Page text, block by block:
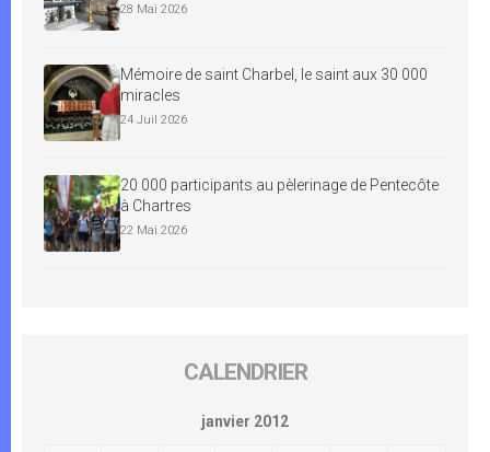
28 Mai 2026
Mémoire de saint Charbel, le saint aux 30 000
miracles
24 Juil 2026
20 000 participants au pèlerinage de Pentecôte
à Chartres
22 Mai 2026
CALENDRIER
janvier 2012